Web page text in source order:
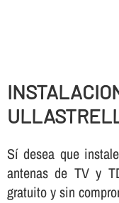
Sí­ desea que
antenas de TV y
gratuito y sin